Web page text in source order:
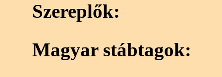
Szereplők:
Magyar stábtagok: